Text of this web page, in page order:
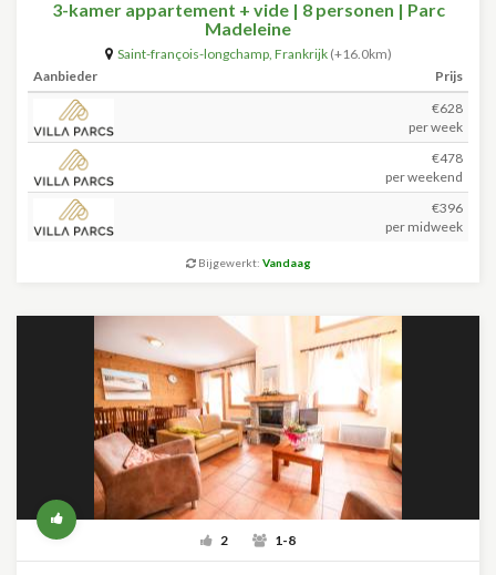
3-kamer appartement + vide | 8 personen | Parc
Madeleine
Saint-françois-longchamp, Frankrijk (+16.0km)
Aanbieder
Prijs
€628
per week
€478
per weekend
€396
per midweek
Bijgewerkt: Vandaag
2 1-8